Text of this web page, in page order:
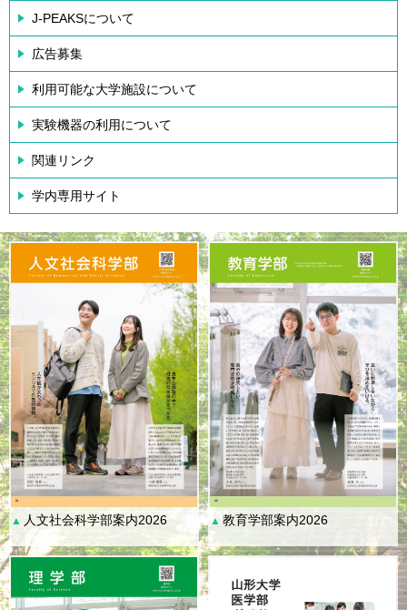
J-PEAKSについて
広告募集
利用可能な大学施設について
実験機器の利用について
関連リンク
学内専用サイト
▲ 人文社会科学部案内2026 ▲ 教育学部案内2026